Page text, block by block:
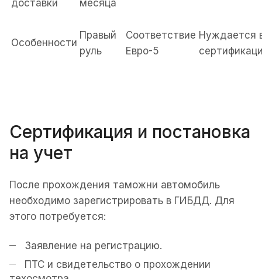
доставки месяца
Особенности
Правый
руль
Соответствие
Евро-5
Нуждается
Сертификация и постановка
на учет
После прохождения таможни автомобиль
необходимо зарегистрировать в ГИБДД. Для
этого потребуется:
Заявление на регистрацию.
ПТС и свидетельство о прохождении